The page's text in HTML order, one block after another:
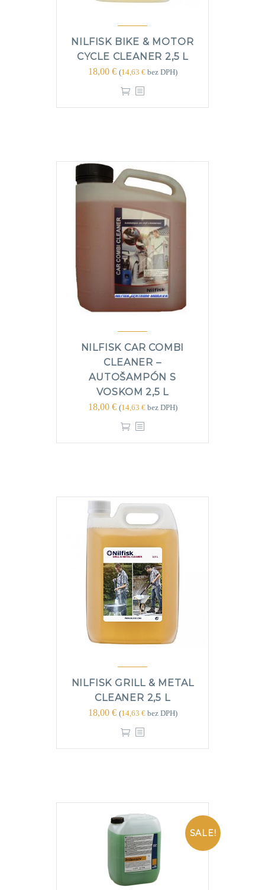
NILFISK BIKE & MOTOR
CYCLE CLEANER 2,5 L
18,00 € (14,63 €bez DPH)
NILFISK CAR COMBI
CLEANER –
AUTOŠAMPÓN S
VOSKOM 2,5 L
18,00 € (14,63 €bez DPH)
NILFISK GRILL & METAL
CLEANER 2,5 L
18,00 € (14,63 €bez DPH)
SALE!